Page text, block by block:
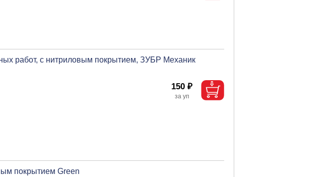
работ, с нитриловым покрытием, ЗУБР Механик
150 ₽
покрытием Green